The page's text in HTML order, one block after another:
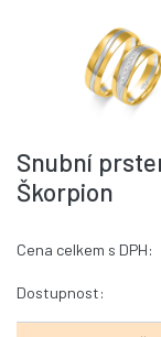
Snubní
Škorpion
Cena celkem s DPH:
Dostupnost: